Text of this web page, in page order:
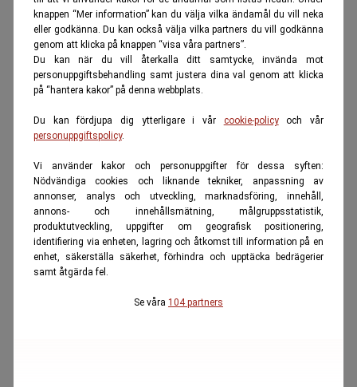
knappen “Mer information” kan du välja vilka ändamål du vill neka
eller godkänna. Du kan också välja vilka partners du vill godkänna
genom att klicka på knappen “visa våra partners”.
Du kan när du vill återkalla ditt samtycke, invända mot
personuppgiftsbehandling samt justera dina val genom att klicka
på “hantera kakor” på denna webbplats.
Du kan fördjupa dig ytterligare i vår cookie-policyoch vår
personuppgiftspolicy.
Vi använder kakor och personuppgifter för dessa syften:
Nödvändiga cookies och liknande tekniker, anpassning av
annonser, analys och utveckling, marknadsföring, innehåll,
annons- och innehållsmätning, målgruppsstatistik,
produktutveckling, uppgifter om geografisk positionering,
identifiering via enheten, lagring och åtkomst till information på en
enhet, säkerställa säkerhet, förhindra och upptäcka bedrägerier
samt åtgärda fel.
Se våra 104 partners